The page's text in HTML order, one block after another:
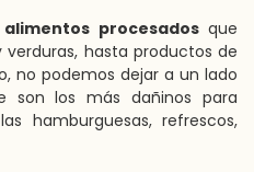
alimentos procesadosque
hasta productos de
no podemos dejar a un lado
son los más dañinos para
hamburguesas, refrescos,